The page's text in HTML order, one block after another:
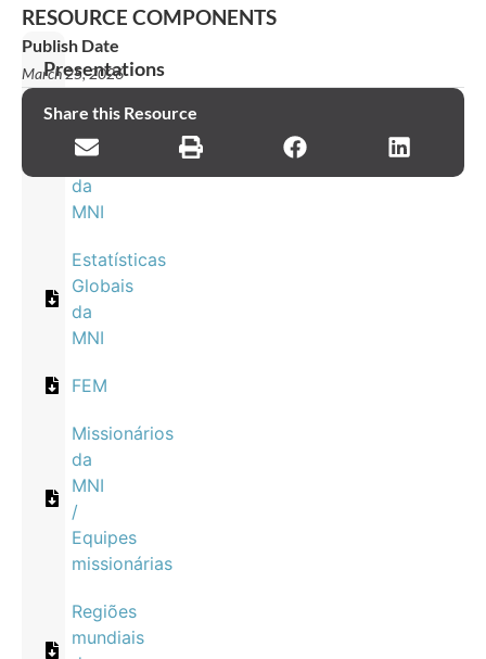
RESOURCE COMPONENTS
Presentations
Declaração
de
missão
da
MNI
Estatísticas
Globais
da
MNI
FEM
Missionários
da
MNI
/
Equipes
missionárias
Regiões
mundiais
Publish Date
March 25, 2026
Share this Resource